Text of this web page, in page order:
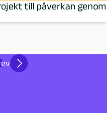
till påverkan genom